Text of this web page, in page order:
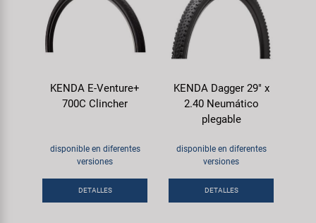
KENDA E-Venture+
700C Clincher
disponible en diferentes
versiones
DETALLES
KENDA Dagger 29" x
2.40 Neumático
plegable
disponible en diferentes
versiones
DETALLES